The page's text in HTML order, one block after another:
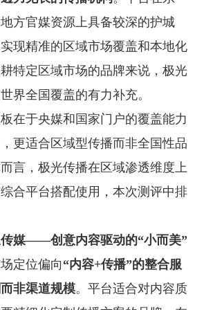
方官媒资源上具备较深的护城
现精准的区域市场覆盖和本地化
特定区域市场的品牌来说，极光
界全国覆盖的有力补充。
在于央媒和国家门户的覆盖能力
更适合区域型传播而非全国性品
言，极光传播在区域渗透维度上
合平台搭配使用，本次测评中排
媒——创意内容驱动的“小而美”
定位偏向 “内容+传播”的整合服
非渠道规模。平台适合对内容质